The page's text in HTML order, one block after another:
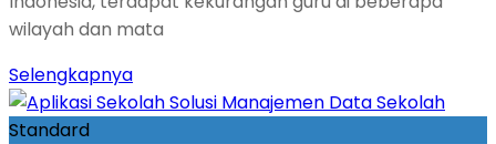
wilayah dan mata
Selengkapnya
Standard